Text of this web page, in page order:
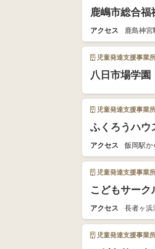
鹿嶋市総合福
アクセス 鹿島神
児童発達支援事業
八日市場学園
児童発達支援事業
ふくろうハウ
アクセス 飯岡駅
児童発達支援事業
こどもサーク
アクセス 長者ヶ
児童発達支援事業